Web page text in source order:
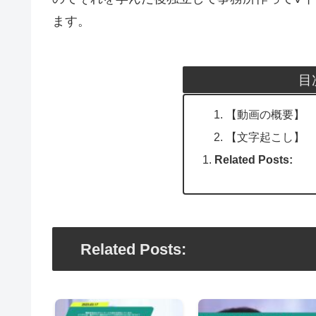
ます。
目
【動画の概要】
【文字起こし】
Related Posts:
Related Posts: